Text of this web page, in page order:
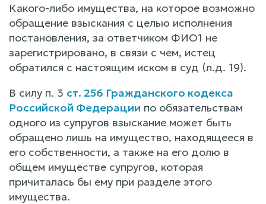
Какого-либо имущества, на которое возможно
обращение взыскания с целью исполнения
постановления, за ответчиком ФИО1 не
зарегистрировано, в связи с чем, истец
обратился с настоящим иском в суд (л.д. 19).
В силу п. 3 ст. 256 Гражданского кодекса
Российской Федерации по обязательствам
одного из супругов взыскание может быть
обращено лишь на имущество, находящееся в
его собственности, а также на его долю в
общем имуществе супругов, которая
причиталась бы ему при разделе этого
имущества.